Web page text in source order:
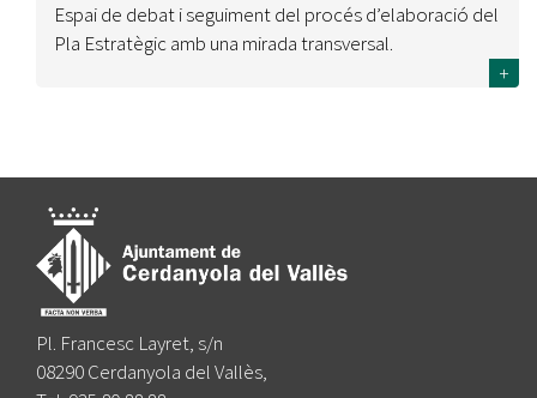
Espai de debat i seguiment del procés d’elaboració del
Pla Estratègic amb una mirada transversal.
+
Pl. Francesc Layret, s/n
08290 Cerdanyola del Vallès,